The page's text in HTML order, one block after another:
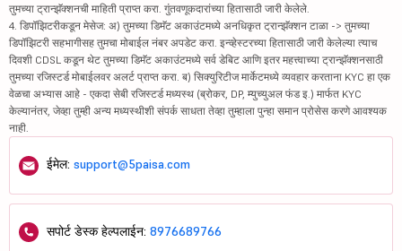
तुमच्या ट्रान्झॅक्शनची माहिती प्राप्त करा. गुंतवणूकदारांच्या हितासाठी जारी केलेले.
4. डिपॉझिटरीकडून मेसेज: अ) तुमच्या डिमॅट अकाउंटमध्ये अनधिकृत ट्रान्झॅक्शन टाळा -> तुमच्या
डिपॉझिटरी सहभागीसह तुमचा मोबाईल नंबर अपडेट करा. इन्व्हेस्टरच्या हितासाठी जारी केलेल्या त्याच
दिवशी CDSL कडून थेट तुमच्या डिमॅट अकाउंटमध्ये सर्व डेबिट आणि इतर महत्त्वाच्या ट्रान्झॅक्शनसाठी
तुमच्या रजिस्टर्ड मोबाईलवर अलर्ट प्राप्त करा. ब) सिक्युरिटीज मार्केटमध्ये व्यवहार करताना KYC हा एक
वेळचा अभ्यास आहे - एकदा सेबी रजिस्टर्ड मध्यस्थ (ब्रोकर, DP, म्युच्युअल फंड इ.) मार्फत KYC
केल्यानंतर, जेव्हा तुम्ही अन्य मध्यस्थीशी संपर्क साधता तेव्हा तुम्हाला पुन्हा समान प्रोसेस करणे आवश्यक
नाही.
ईमेल: support@5paisa.com
सपोर्ट डेस्क हेल्पलाईन: 8976689766